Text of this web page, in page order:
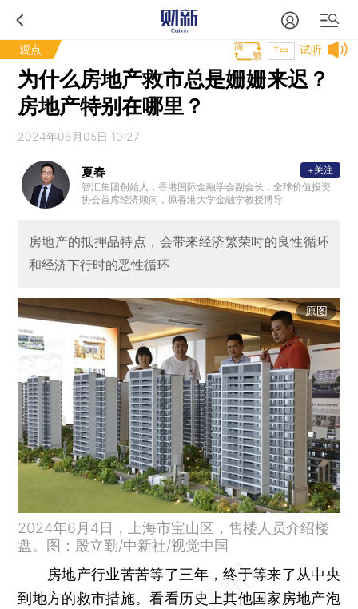
观点 试听
T中
为什么房地产救市总是姗姗来迟？
房地产特别在哪里？
2024年06月05日 10:27
夏春
智汇集团创始人，香港国际金融学会副会长，全球价值投资
协会首席经济顾问，原香港大学金融学教授博导
+关注
房地产的抵押品特点，会带来经济繁荣时的良性循环
和经济下行时的恶性循环
原图
2024年6月4日，上海市宝山区，售楼人员介绍楼
盘。图：殷立勤/中新社/视觉中国
房地产行业苦苦等了三年，终于等来了从中央
到地方的救市措施。看看历史上其他国家房地产泡